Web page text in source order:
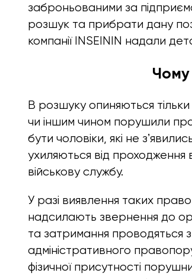
заброньованими за
розшук та прибрати дану
компанії INSEININ надали
В розшуку опиняються тільки
чи іншим чином порушили
бути чоловіки, які не
ухиляються від проходження
військову службу.
У разі виявлення таких
надсилають звернення до
та затримання проводяться
адміністративного
фізичної присутності